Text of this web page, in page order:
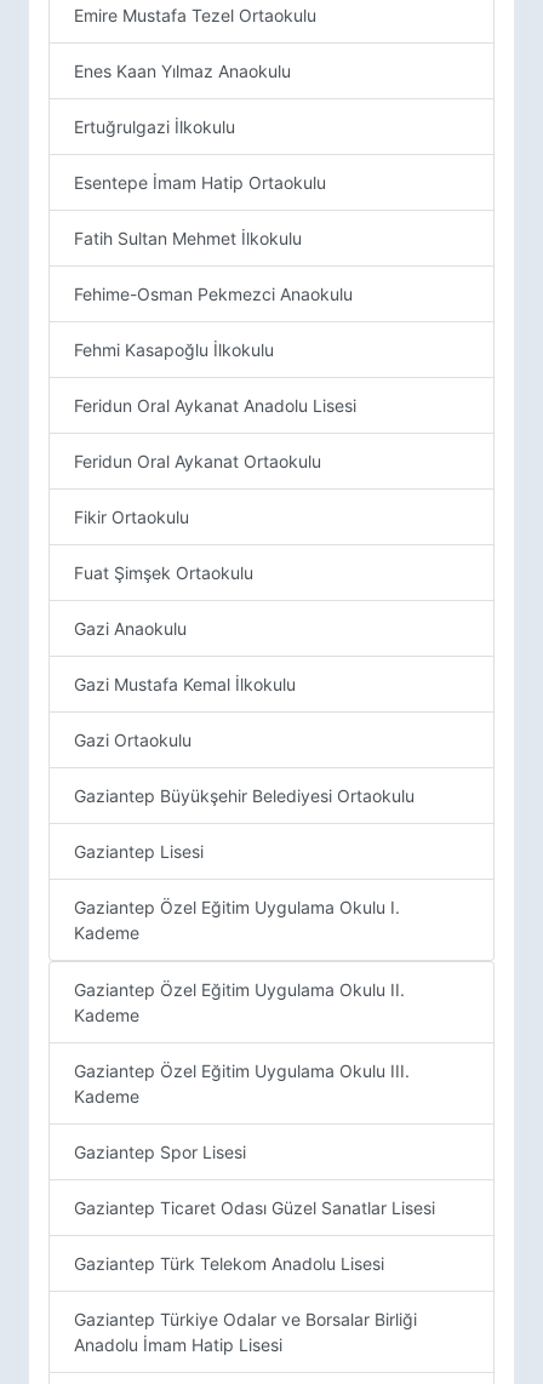
Emire Mustafa Tezel Ortaokulu
Enes Kaan Yılmaz Anaokulu
Ertuğrulgazi İlkokulu
Esentepe İmam Hatip Ortaokulu
Fatih Sultan Mehmet İlkokulu
Fehime-Osman Pekmezci Anaokulu
Fehmi Kasapoğlu İlkokulu
Feridun Oral Aykanat Anadolu Lisesi
Feridun Oral Aykanat Ortaokulu
Fikir Ortaokulu
Fuat Şimşek Ortaokulu
Gazi Anaokulu
Gazi Mustafa Kemal İlkokulu
Gazi Ortaokulu
Gaziantep Büyükşehir Belediyesi Ortaokulu
Gaziantep Lisesi
Gaziantep Özel Eğitim Uygulama Okulu I.
Kademe
Gaziantep Özel Eğitim Uygulama Okulu II.
Kademe
Gaziantep Özel Eğitim Uygulama Okulu III.
Kademe
Gaziantep Spor Lisesi
Gaziantep Ticaret Odası Güzel Sanatlar Lisesi
Gaziantep Türk Telekom Anadolu Lisesi
Gaziantep Türkiye Odalar ve Borsalar Birliği
Anadolu İmam Hatip Lisesi